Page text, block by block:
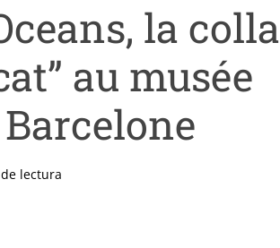
la colla
au musée
lectura